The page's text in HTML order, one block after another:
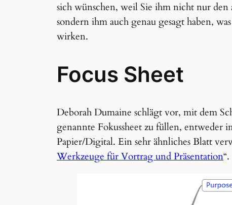
sich wünschen, weil Sie ihm nicht nur
sondern ihm auch genau gesagt haben,
wirken.
Focus Sheet
Deborah Dumaine schlägt vor, mit dem
genannte Fokussheet zu füllen,
Papier/Digital. Ein sehr ähnliches Blatt
Werkzeuge für Vortrag und Präsentation“.